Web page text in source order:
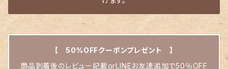
【 50%OFFクーポンプレゼント 】
商品到着後のレビュー記載orLINEお友達追加で50％OFF